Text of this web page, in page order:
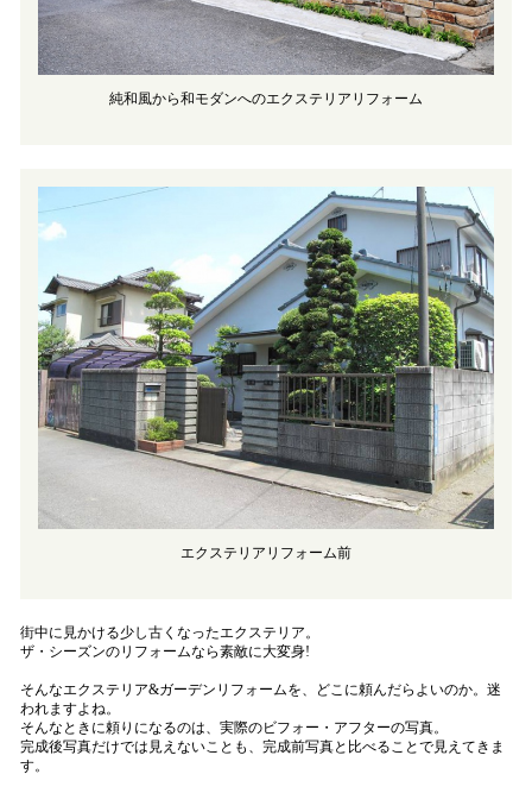
純和風から和モダンへのエクステリアリフォーム
エクステリアリフォーム前
街中に見かける少し古くなったエクステリア。
ザ・シーズンのリフォームなら素敵に大変身!
そんなエクステリア&ガーデンリフォームを、どこに頼んだらよいのか。迷
われますよね。
そんなときに頼りになるのは、実際のビフォー・アフターの写真。
完成後写真だけでは見えないことも、完成前写真と比べることで見えてきま
す。